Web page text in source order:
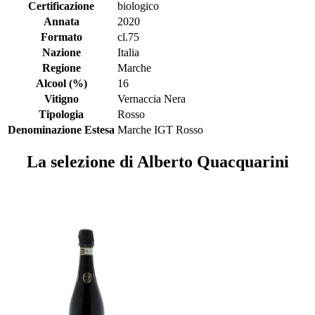
Certificazione
biologico
Annata
2020
Formato
cl.75
Nazione
Italia
Regione
Marche
Alcool (%)
16
Vitigno
Vernaccia Nera
Tipologia
Rosso
Denominazione Estesa Marche IGT Rosso
La selezione di Alberto Quacquarini